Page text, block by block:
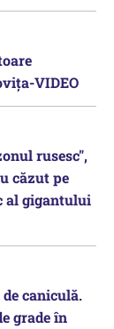
VIDEO
rusesc",
căzut pe
al gigantului
caniculă.
grade în